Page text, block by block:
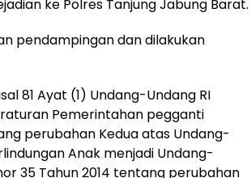
ke Polres Tanjung Jabung Barat.
pendampingan dan dilakukan
81 Ayat (1) Undang-Undang RI
Pemerintahan pegganti
perubahan Kedua atas Undang-
Anak menjadi Undang-
35 Tahun 2014 tentang perubahan